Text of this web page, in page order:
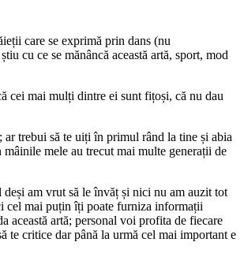
care se exprimă prin dans (nu
cu ce se mănâncă această artă, sport, mod
cei mai mulți dintre ei sunt fițoși, că nu dau
trebui să te uiți în primul rând la tine și abia
mele au trecut mai multe generații de
am vrut să le învăț și nici nu am auzit tot
cel mai puțin îți poate furniza informații
această artă; personal voi profita de fiecare
te critice dar până la urmă cel mai important e